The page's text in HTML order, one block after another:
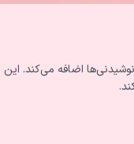
اضافه می‌کند.